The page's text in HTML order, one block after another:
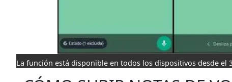
La función está disponible en todos los dispositivos desde el